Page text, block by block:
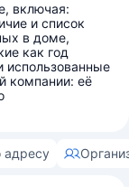
включая:
и список
в доме,
как год
использованные
компании: её
адресу